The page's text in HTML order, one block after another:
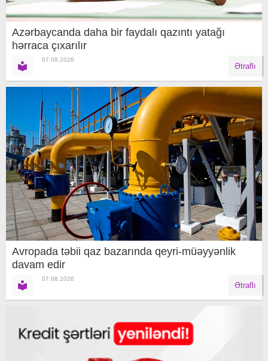
Azərbaycanda daha bir faydalı qazıntı yatağı
hərraca çıxarılır
07.08.2026
Ətraflı
Avropada təbii qaz bazarında qeyri-müəyyənlik
davam edir
07.08.2026
Ətraflı